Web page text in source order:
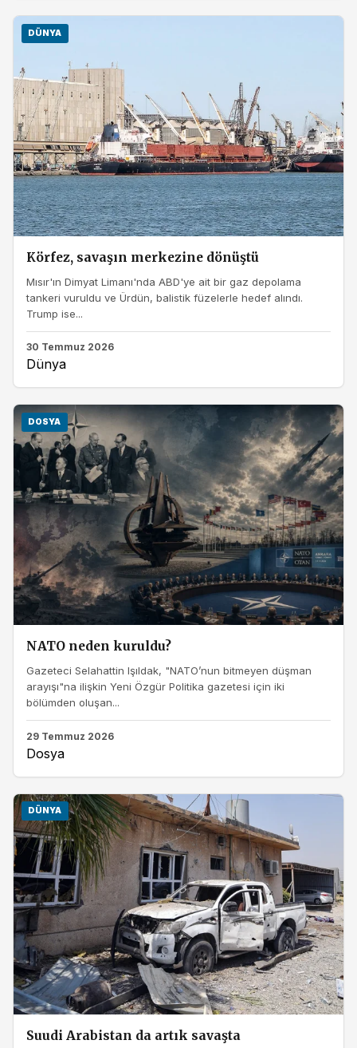
DÜNYA
Körfez, savaşın merkezine dönüştü
Mısır'ın Dimyat Limanı'nda ABD'ye ait bir gaz depolama
tankeri vuruldu ve Ürdün, balistik füzelerle hedef alındı.
Trump ise...
30 Temmuz 2026
Dünya
DOSYA
NATO neden kuruldu?
Gazeteci Selahattin Işıldak, "NATO’nun bitmeyen düşman
arayışı"na ilişkin Yeni Özgür Politika gazetesi için iki
bölümden oluşan...
29 Temmuz 2026
Dosya
DÜNYA
Suudi Arabistan da artık savaşta